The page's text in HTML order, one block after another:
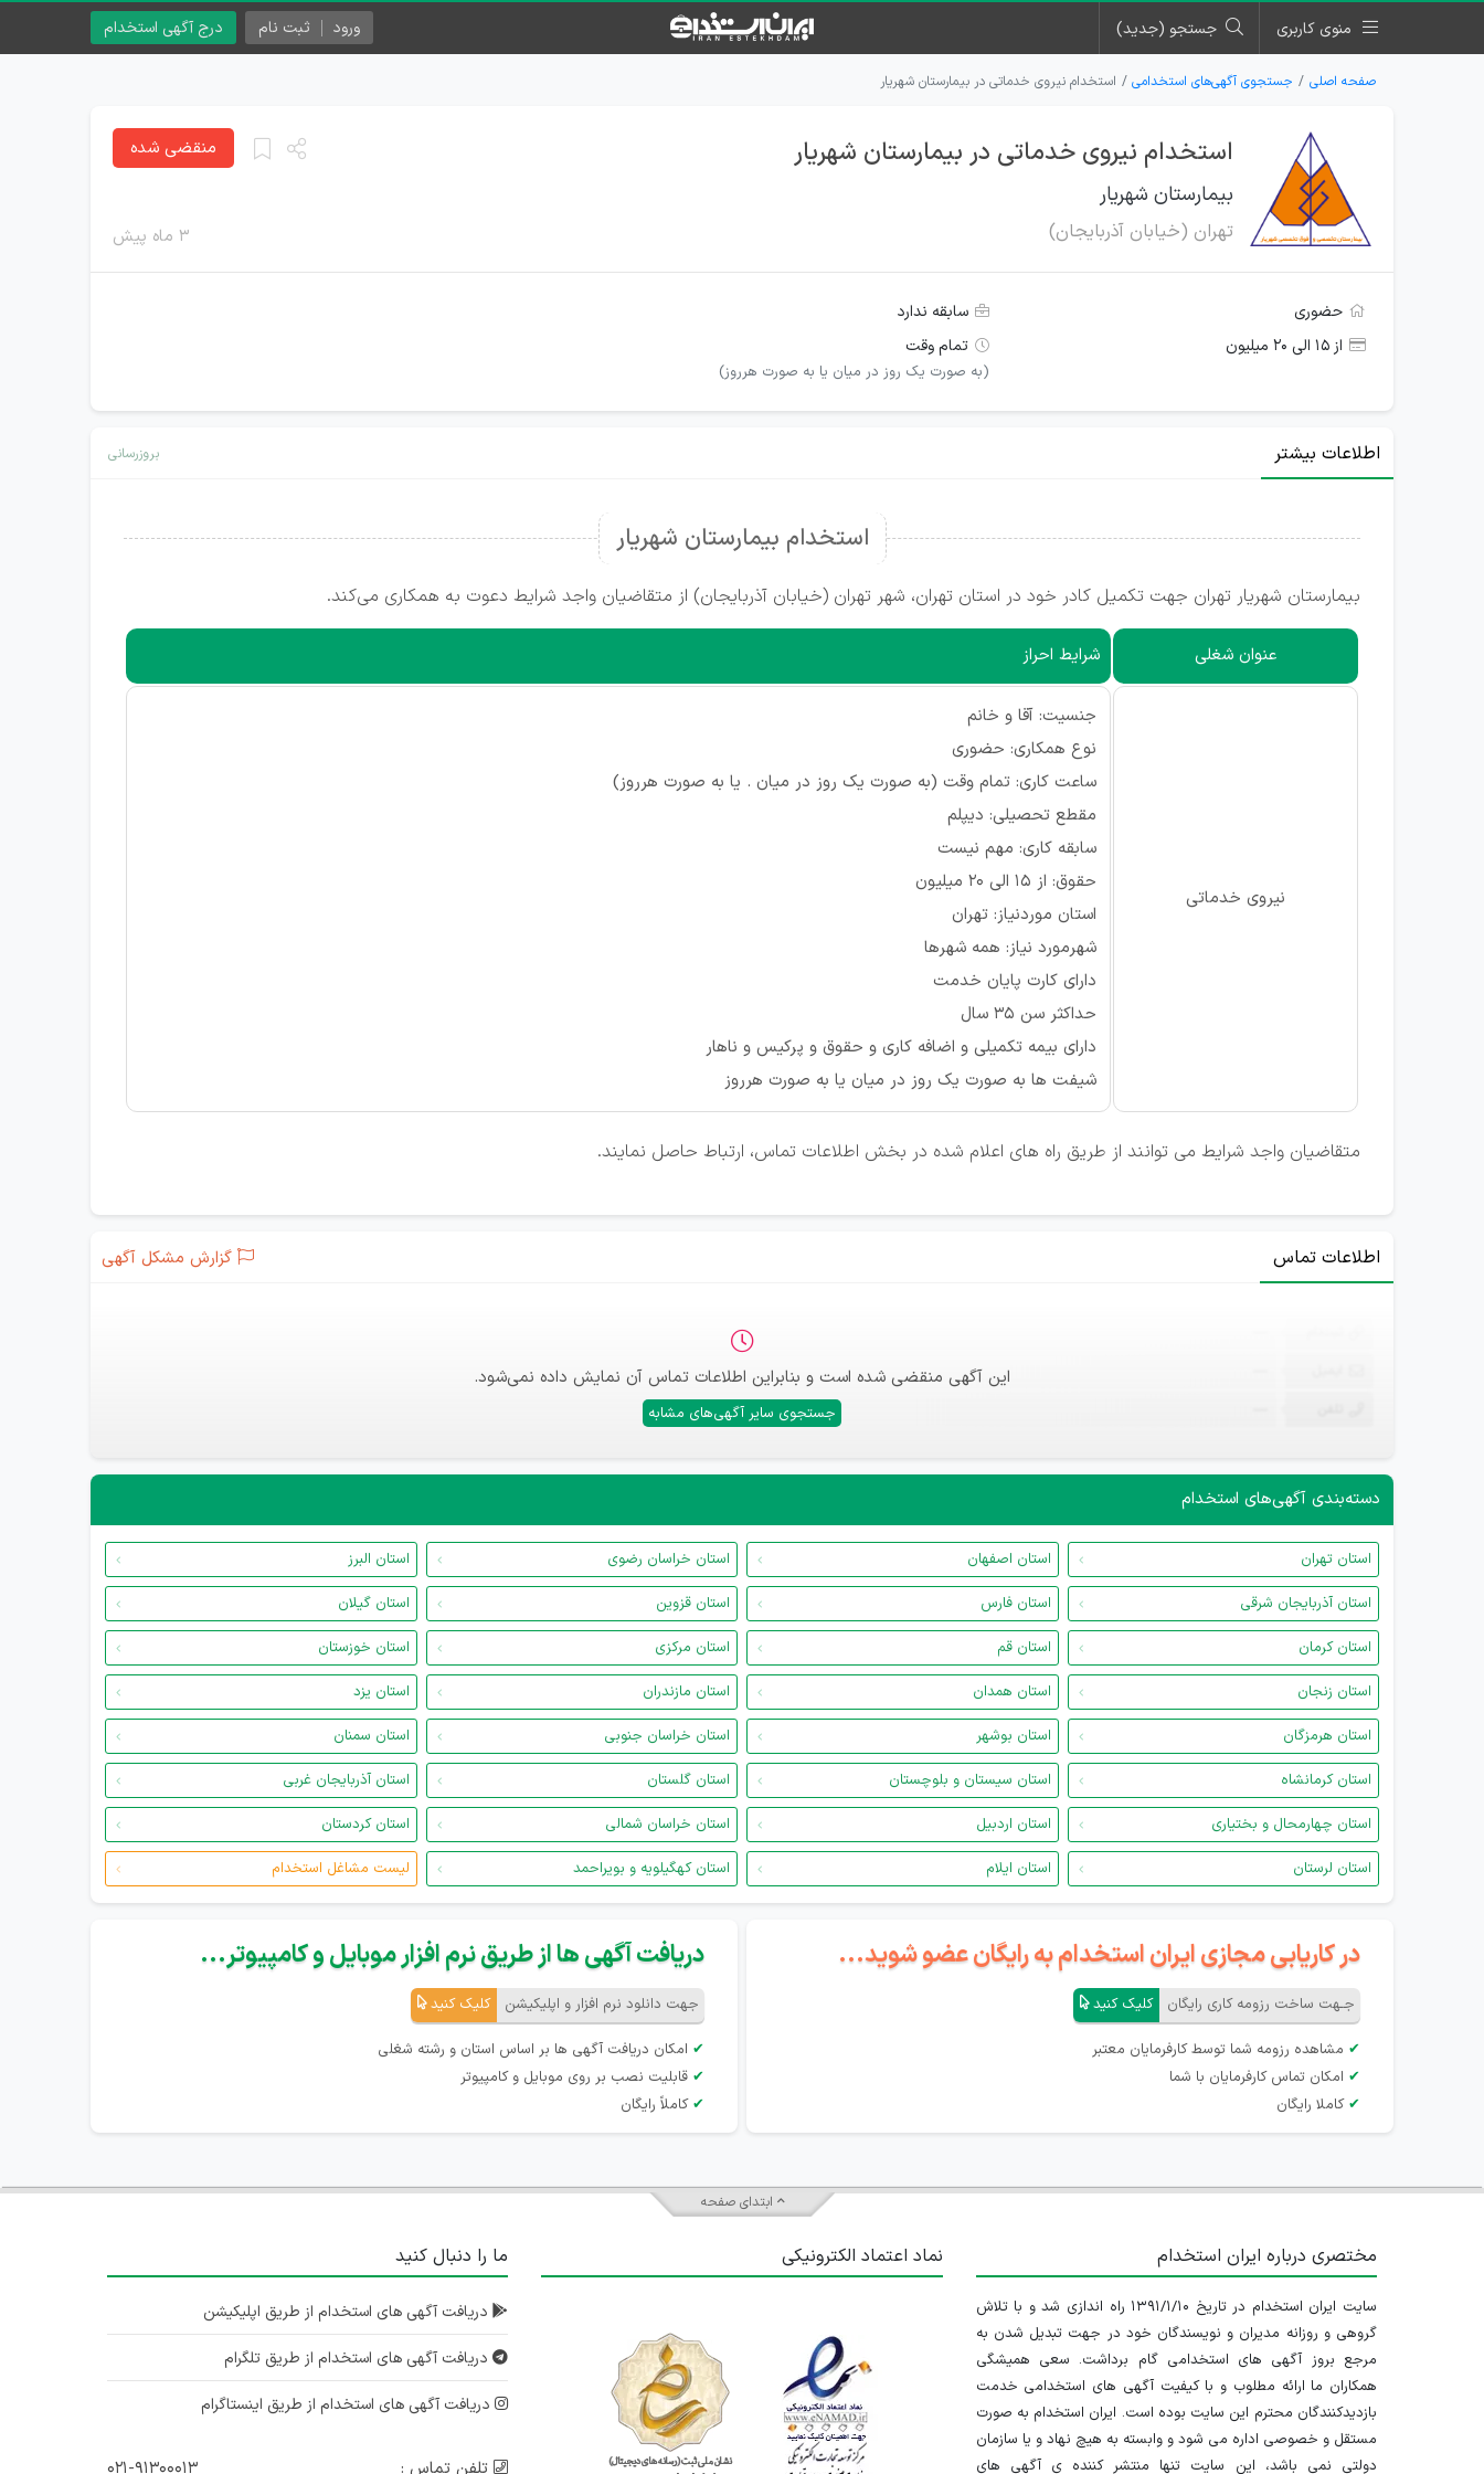
منوی کاربری جستجو (جدید) درج آگهی استخدام ورود ثبت نام
صفحه اصلی جستجوی آگهی‌های استخدامی استخدام نیروی خدماتی در بیمارستان شهریار
استخدام نیروی خدماتی در بیمارستان شهریار
بیمارستان شهریار
تهران (خیابان آذربایجان) ۳ ماه پیش
منقضی شده
حضوری
سابقه ندارد
از ۱۵ الی ۲۰ میلیون
تمام وقت
(به صورت يک روز در ميان يا به صورت هرروز)
اطلاعات بیشتر بروزرسانی
استخدام بیمارستان شهریار
بیمارستان شهریار تهران جهت تکمیل کادر خود در استان تهران، شهر تهران (خیابان آذربایجان) از متقاضیان واجد شرایط دعوت به همکاری می‌کند.
عنوان شغلی شرایط احراز
نیروی خدماتی
جنسیت: آقا و خانم
نوع همکاری: حضوری
ساعت کاری: تمام وقت (به صورت یک روز در میان . یا به صورت هرروز)
مقطع تحصیلی: دیپلم
سابقه کاری: مهم نیست
حقوق: از ۱۵ الی ۲۰ میلیون
استان موردنیاز: تهران
شهرمورد نیاز: همه شهرها
دارای کارت پایان خدمت
حداکثر سن 35 سال
دارای بیمه تکمیلی و اضافه کاری و حقوق و پرکیس و ناهار
شيفت ها به صورت يک روز در ميان يا به صورت هرروز
متقاضیان واجد شرایط می توانند از طریق راه های اعلام شده در بخش اطلاعات تماس، ارتباط حاصل نمایند.
اطلاعات تماس گزارش مشکل آگهی
این آگهی منقضی شده است و بنابراین اطلاعات تماس آن نمایش داده نمی‌شود.
جستجوی سایر آگهی‌های مشابه
دسته‌بندی آگهی‌های استخدام
استان تهران استان اصفهان استان خراسان رضوی
استان البرز
استان آذربایجان شرقی
استان فارس استان قزوین
استان گیلان
استان کرمان
استان قم استان مرکزی
استان خوزستان
استان زنجان
استان همدان استان مازندران
استان یزد
استان هرمزگان
استان بوشهر استان خراسان جنوبی
استان سمنان
استان کرمانشاه
استان سیستان و بلوچستان استان گلستان
استان آذربایجان غربی
استان چهارمحال و بختیاری
استان اردبیل استان خراسان شمالی
استان کردستان
استان لرستان
استان ایلام استان کهگیلویه و بویراحمد لیست مشاغل استخدام
در کاریابی مجازی ایران استخدام به رایگان عضو شوید...
جـهت ساخت رزومه کاری رایگان کلیک کنید
✔ مشاهده رزومه شما توسط کارفرمایان معتبر
✔ امکان تماس کارفرمایان با شما
✔ کاملا رایگان
دریافت آگهی ها از طریق نرم افزار موبایل و کامپیوتر...
جهت دانلود نرم افزار و اپلیکیشن کلیک کنید
✔ امکان دریافت آگهی ها بر اساس استان و رشته شغلی
✔ قابلیت نصب بر روی موبایل و کامپیوتر
✔ کاملاً رایگان
ابتدای صفحه
مختصری درباره ایران استخدام
سایت ایران استخدام در تاریخ ۱۳۹۱/۱/۱۰ راه اندازی شد و با تلاش
گروهی و روزانه مدیران و نویسندگان خود در جهت تبدیل شدن به
مرجع بروز آگهی های استخدامی گام برداشت. سعی همیشگی
همکاران ما ارائه مطلوب و با کیفیت آگهی های استخدامی خدمت
بازدیدکنندگان محترم این سایت بوده است. ایران استخدام به صورت
مستقل و خصوصی اداره می شود و وابسته به هیچ نهاد و یا سازمان
دولتی نمی باشد، این سایت تنها منتشر کننده ی آگهی های
نماد اعتماد الکترونیکی ما را دنبال کنید
دریافت آگهی های استخدام از طریق اپلیکیشن
دریافت آگهی های استخدام از طریق تلگرام
دریافت آگهی های استخدام از طریق اینستاگرام